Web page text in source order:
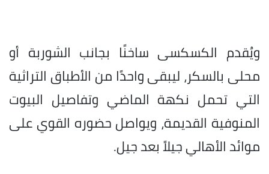
ويُقدم الكسكسى ساخنًا بجانب الشوربة أو
محلى بالسكر، ليبقى واحدًا من الأطباق التراثية
التي تحمل نكهة الماضي وتفاصيل البيوت
المنوفية القديمة، ويواصل حضوره القوي على
موائد الأهالي جيلاً بعد جيل.